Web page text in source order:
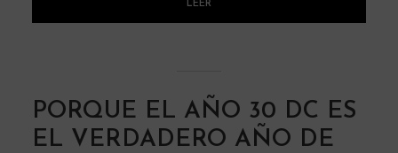
LEER
PORQUE EL AÑO 30 DC ES
EL VERDADERO AÑO DE